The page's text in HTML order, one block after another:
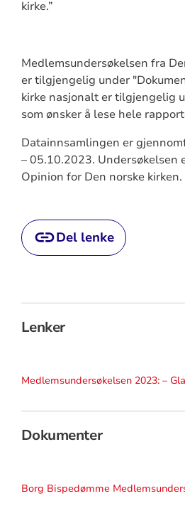
kirke.”
Medlemsundersøkelsen fra
er tilgjengelig under
kirke nasjonalt er tilgjengelig
som ønsker å lese hele
Datainnsamlingen er
– 05.10.2023. Undersøkelsen
Opinion for Den norske kirken.
Del lenke
Lenker
Medlemsundersøkelsen 2023: –
Dokumenter
Borg Bispedømme